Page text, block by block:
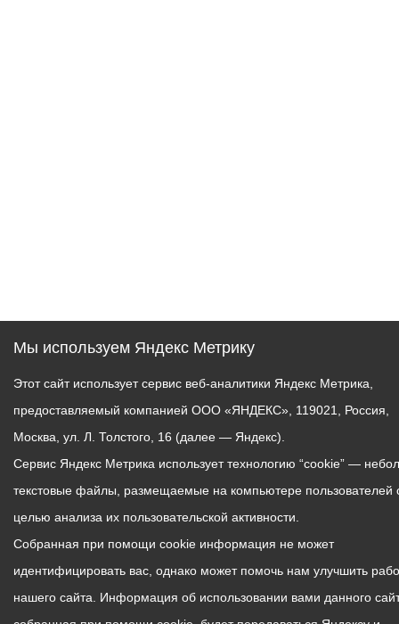
Мы используем Яндекс Метрику
Этот сайт использует сервис веб-аналитики Яндекс Метрика,
предоставляемый компанией ООО «ЯНДЕКС», 119021, Россия,
Москва, ул. Л. Толстого, 16 (далее — Яндекс).
Сервис Яндекс Метрика использует технологию “cookie” —
текстовые файлы, размещаемые на компьютере пользователей
целью анализа их пользовательской активности.
Собранная при помощи cookie информация не может
идентифицировать вас, однако может помочь нам улучшить
нашего сайта. Информация об использовании вами данного